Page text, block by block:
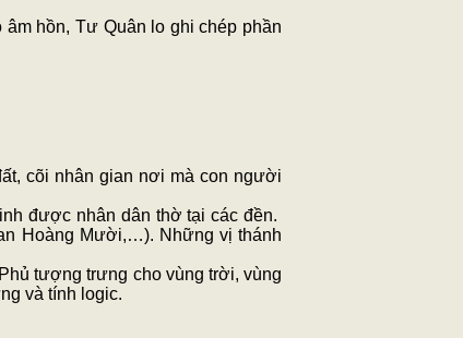
hồn, Tư Quân lo ghi chép phần
cõi nhân gian nơi mà con người
được nhân dân thờ tại các đền.
Hoàng Mười,…). Những vị thánh
tượng trưng cho vùng trời, vùng
và tính logic.